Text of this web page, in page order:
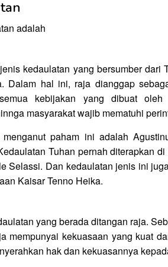
adalah
kedaulatan yang bersumber dari
Dalam hal ini, raja dianggap
kebijakan yang dibuat oleh
masyarakat wajib mematuhi
paham ini adalah
Tuhan pernah diterapkan
Selassi. Dan kedaulatan jenis ini
Kaisar Tenno Heika.
yang berada ditangan raja.
mempunyai kekuasaan yang kuat
hak dan kekuasannya